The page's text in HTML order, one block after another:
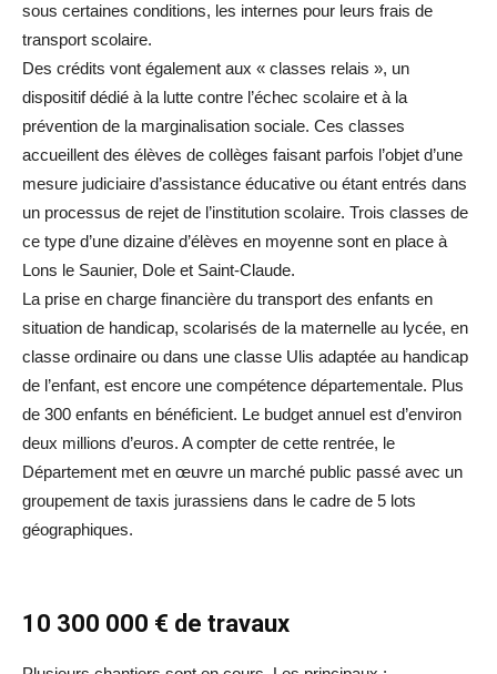
sous certaines conditions, les internes pour leurs frais de
transport scolaire.
Des crédits vont également aux « classes relais », un
dispositif dédié à la lutte contre l’échec scolaire et à la
prévention de la marginalisation sociale. Ces classes
accueillent des élèves de collèges faisant parfois l’objet d’une
mesure judiciaire d’assistance éducative ou étant entrés dans
un processus de rejet de l’institution scolaire. Trois classes de
ce type d’une dizaine d’élèves en moyenne sont en place à
Lons le Saunier, Dole et Saint-Claude.
La prise en charge financière du transport des enfants en
situation de handicap, scolarisés de la maternelle au lycée, en
classe ordinaire ou dans une classe Ulis adaptée au handicap
de l’enfant, est encore une compétence départementale. Plus
de 300 enfants en bénéficient. Le budget annuel est d’environ
deux millions d’euros. A compter de cette rentrée, le
Département met en œuvre un marché public passé avec un
groupement de taxis jurassiens dans le cadre de 5 lots
géographiques.
10 300 000 € de travaux